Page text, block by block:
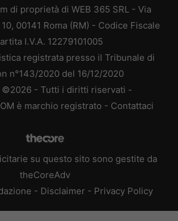
di proprietà di WEB 365 SRL - Via
00141 Roma (RM) - Codice Fiscale
I.V.A. 12279101005
registrata presso il Tribunale di
n°143/2020 del 16/12/2020
©2026 - Tutti i diritti riservati -
è marchio registrato - Contattaci
su questo sito sono gestite da
theCoreAdv
- Disclaimer - Privacy Policy